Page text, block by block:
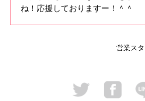
ね！応援しておりますー！＾＾
営業ス